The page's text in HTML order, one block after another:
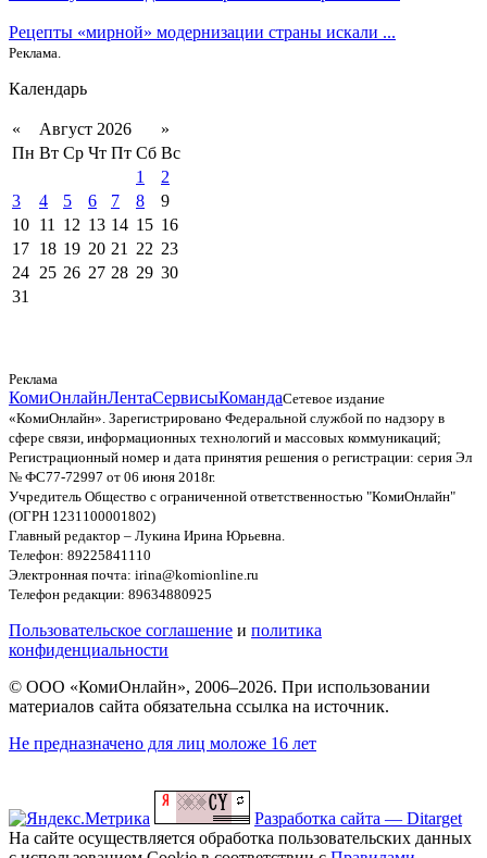
Рецепты «мирной» модернизации страны искали ...
Реклама.
Календарь
« Август 2026
»
Пн Вт Ср Чт Пт Сб Вс
1
2
3
4 5 6 7 8
9
10 11 12 13 14 15 16
17 18 19 20 21 22 23
24 25 26 27 28 29 30
31
Реклама
КомиОнлайнЛентаСервисыКомандаСетевое издание
«КомиОнлайн». Зарегистрировано Федеральной службой по надзору в
сфере связи, информационных технологий и массовых коммуникаций;
Регистрационный номер и дата принятия решения о регистрации: серия Эл
№ ФС77-72997 от 06 июня 2018г.
Учредитель Общество с ограниченной ответственностью "КомиОнлайн"
(ОГРН 1231100001802)
Главный редактор – Лукина Ирина Юрьевна.
Телефон: 89225841110
Электронная почта: irina@komionline.ru
Телефон редакции: 89634880925
Пользовательское соглашение и политика
конфиденциальности
© ООО «КомиОнлайн», 2006–2026. При использовании
материалов сайта обязательна ссылка на источник.
Не предназначено для лиц моложе 16 лет
Разработка сайта — Ditarget
На сайте осуществляется обработка пользовательских данных